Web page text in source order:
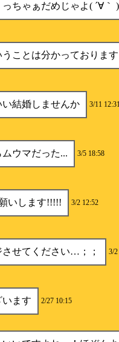
ちゃぁだめじゃよ( ´∀｀
ことは分かっておりま
結婚しませんか 3/11
ウマだった... 3/5 18:58
いします!!!!! 3/2 12:52
せてください…；； 3/
います 2/27 10:15